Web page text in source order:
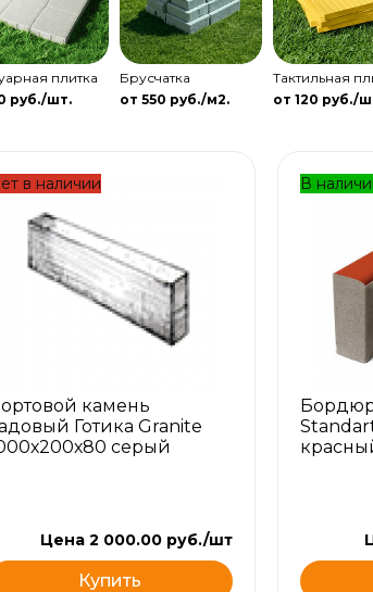
плитка
руб./шт.
Брусчатка
от 550 руб./м2.
Тактильная
от 120 руб./
в наличии
камень
Готика Granite
серый
Цена 2 000.00 руб./шт
Купить
В